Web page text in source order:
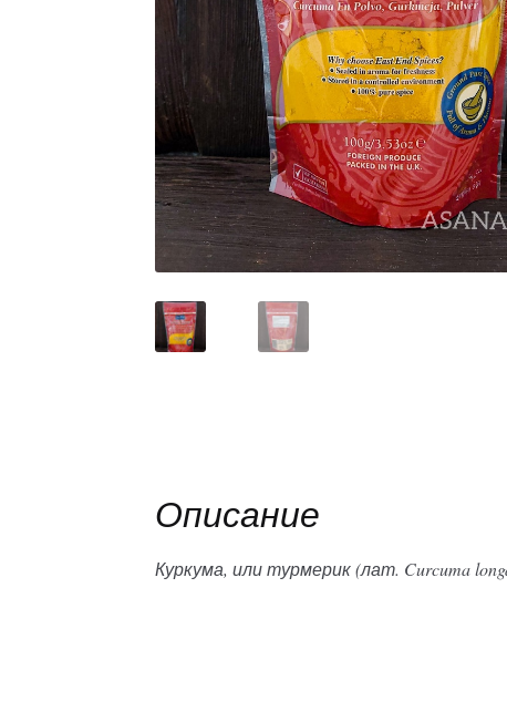
Описание
Куркума, или турмерик (лат. Curcuma